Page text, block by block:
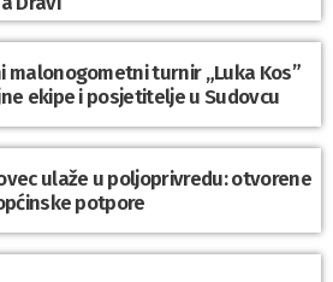
malonogometni turnir „Luka Kos”
ekipe i posjetitelje u Sudovcu
ulaže u poljoprivredu: otvorene
potpore